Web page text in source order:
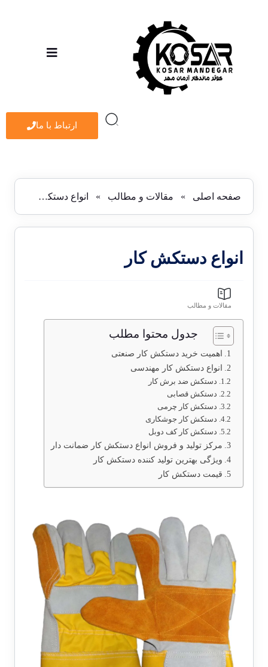
ارتباط با ما
صفحه اصلی » مقالات و مطالب » انواع دستکش کار
انواع دستکش کار
مقالات و مطالب
جدول محتوا مطلب
اهمیت خرید دستکش کار صنعتی
انواع دستکش کار مهندسی
دستکش ضد برش کار
دستکش قصابی
دستکش کار چرمی
دستکش کار جوشکاری
دستکش کار کف دوبل
مرکز تولید و فروش انواع دستکش کار ضمانت دار
ویژگی بهترین تولید کننده دستکش کار
قیمت دستکش کار